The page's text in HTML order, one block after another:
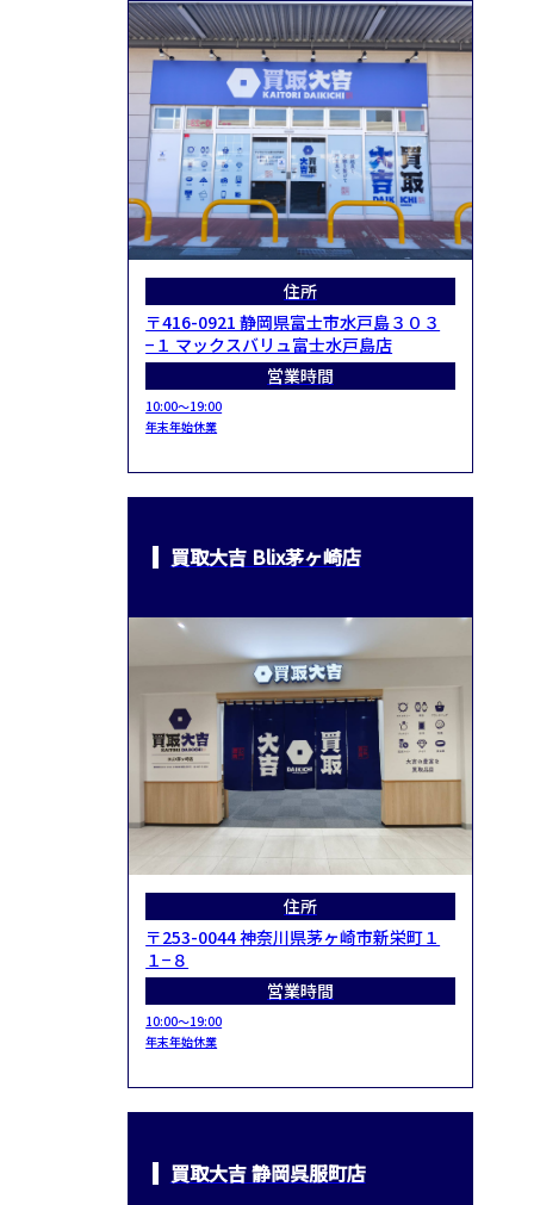
住所
〒416-0921 静岡県富士市水戸島３０３
−１ マックスバリュ富士水戸島店
営業時間
10:00～19:00
年末年始休業
買取大吉 Blix茅ヶ崎店
住所
〒253-0044 神奈川県茅ヶ崎市新栄町１
１−８
営業時間
10:00～19:00
年末年始休業
買取大吉 静岡呉服町店